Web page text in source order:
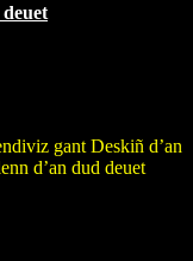
gant Deskiñ d’an
d’an dud deuet